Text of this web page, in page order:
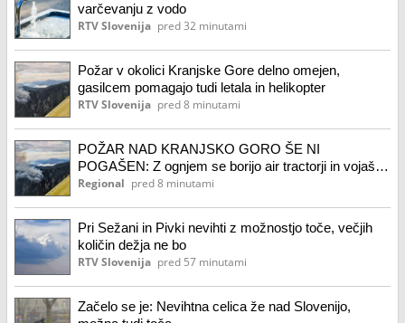
varčevanju z vodo
RTV Slovenija pred 32 minutami
Požar v okolici Kranjske Gore delno omejen,
gasilcem pomagajo tudi letala in helikopter
RTV Slovenija pred 8 minutami
POŽAR NAD KRANJSKO GORO ŠE NI
POGAŠEN: Z ognjem se borijo air tractorji in vojaški
helikopter (FOTO, VIDEO)
Regional pred 8 minutami
Pri Sežani in Pivki nevihti z možnostjo toče, večjih
količin dežja ne bo
RTV Slovenija pred 57 minutami
Začelo se je: Nevihtna celica že nad Slovenijo,